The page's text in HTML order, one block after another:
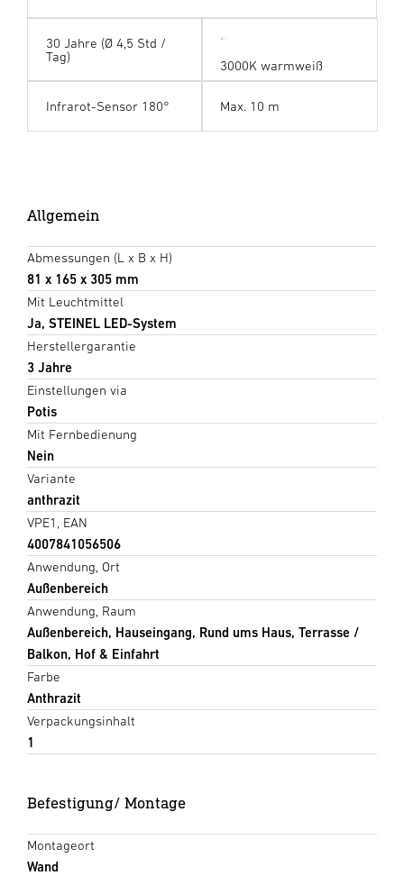
30 Jahre (Ø 4,5 Std /
Tag)
3000K warmweiß
Infrarot-Sensor 180° Max. 10 m
Allgemein
Abmessungen (L x B x H)
81 x 165 x 305 mm
Mit Leuchtmittel
Ja, STEINEL LED-System
Herstellergarantie
3 Jahre
Einstellungen via
Potis
Mit Fernbedienung
Nein
Variante
anthrazit
VPE1, EAN
4007841056506
Anwendung, Ort
Außenbereich
Anwendung, Raum
Außenbereich, Hauseingang, Rund ums Haus, Terrasse /
Balkon, Hof & Einfahrt
Farbe
Anthrazit
Verpackungsinhalt
1
Befestigung/ Montage
Montageort
Wand